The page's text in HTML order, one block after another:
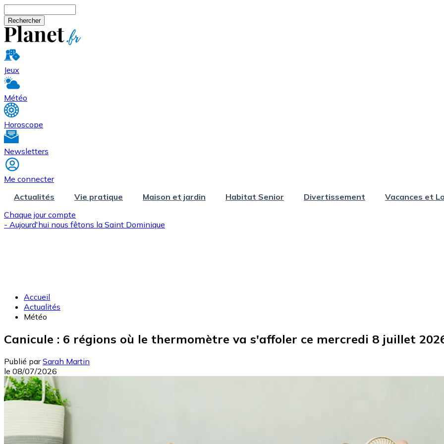
Jeux
Météo
Horoscope
Newsletters
Me connecter
Actualités
Vie pratique Maison et jardin Habitat Senior Divertissement
Vacances et
Chaque jour compte
- Aujourd'hui nous fêtons la Saint Dominique
Accueil
Actualités
Météo
Canicule : 6 régions où le thermomètre va s'affoler ce mercredi 8 juillet
Publié par Sarah Martin
le 08/07/2026